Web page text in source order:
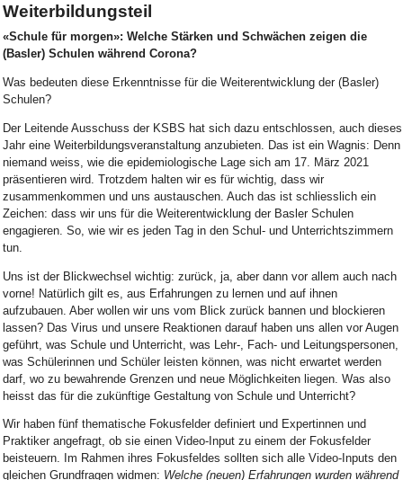
Weiterbildungsteil
«Schule für morgen»: Welche Stärken und Schwächen zeigen die
(Basler) Schulen während Corona?
Was bedeuten diese Erkenntnisse für die Weiterentwicklung der (Basler)
Schulen?
Der Leitende Ausschuss der KSBS hat sich dazu entschlossen, auch dieses
Jahr eine Weiterbildungsveranstaltung anzubieten. Das ist ein Wagnis: Denn
niemand weiss, wie die epidemiologische Lage sich am 17. März 2021
präsentieren wird. Trotzdem halten wir es für wichtig, dass wir
zusammenkommen und uns austauschen. Auch das ist schliesslich ein
Zeichen: dass wir uns für die Weiterentwicklung der Basler Schulen
engagieren. So, wie wir es jeden Tag in den Schul- und Unterrichtszimmern
tun.
Uns ist der Blickwechsel wichtig: zurück, ja, aber dann vor allem auch nach
vorne! Natürlich gilt es, aus Erfahrungen zu lernen und auf ihnen
aufzubauen. Aber wollen wir uns vom Blick zurück bannen und blockieren
lassen? Das Virus und unsere Reaktionen darauf haben uns allen vor Augen
geführt, was Schule und Unterricht, was Lehr-, Fach- und Leitungspersonen,
was Schülerinnen und Schüler leisten können, was nicht erwartet werden
darf, wo zu bewahrende Grenzen und neue Möglichkeiten liegen. Was also
heisst das für die zukünftige Gestaltung von Schule und Unterricht?
Wir haben fünf thematische Fokusfelder definiert und Expertinnen und
Praktiker angefragt, ob sie einen Video-Input zu einem der Fokusfelder
beisteuern. Im Rahmen ihres Fokusfeldes sollten sich alle Video-Inputs den
gleichen Grundfragen widmen: Welche (neuen) Erfahrungen wurden während